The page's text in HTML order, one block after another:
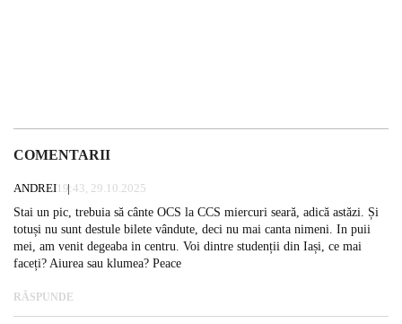
COMENTARII
ANDREI19:43, 29.10.2025
Stai un pic, trebuia să cânte OCS la CCS miercuri seară, adică astăzi. Și
totuși nu sunt destule bilete vândute, deci nu mai canta nimeni. In puii
mei, am venit degeaba in centru. Voi dintre studenții din Iași, ce mai
faceți? Aiurea sau klumea? Peace
RĂSPUNDE